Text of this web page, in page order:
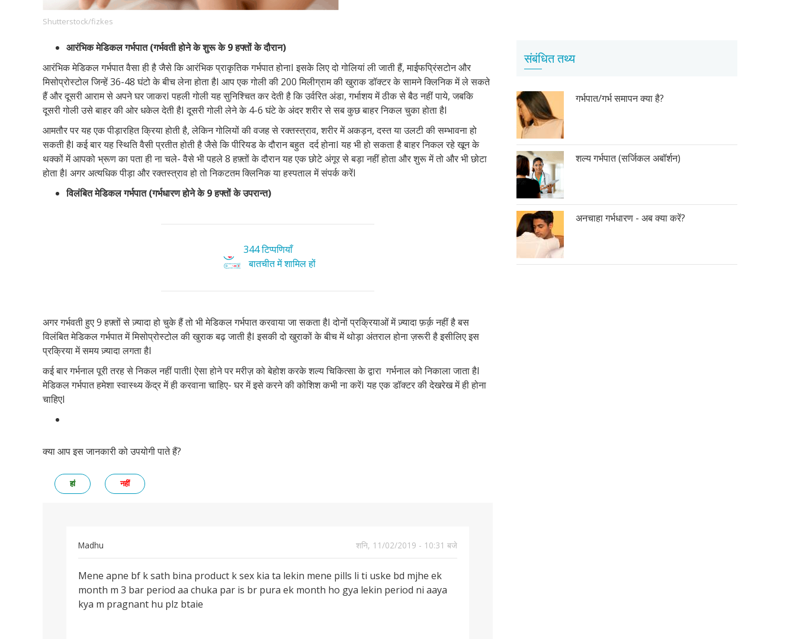
Footer
Company
Just Poocho संपर्क करें
Shutterstock/fizkes
आरंभिक मेडिकल गर्भपात (गर्भवती होने के शुरू के 9 हफ्तों के दौरान)
आरंभिक मेडिकल गर्भपात वैसा ही है जैसे कि आरंभिक प्राकृतिक गर्भपात होनाI इसके लिए दो गोलियां ली जाती हैं, माईफप्रिंसटोन और
मिसोप्रोस्टोल जिन्हें 36-48 घंटो के बीच लेना होता हैI आप एक गोली की 200 मिलीग्राम की खुराक डॉक्टर के सामने क्लिनिक में ले सकते
हैं और दूसरी आराम से अपने घर जाकरI पहली गोली यह सुनिश्चित कर देती है कि उर्वरित अंडा, गर्भाशय में ठीक से बैठ नहीं पाये, जबकि
दूसरी गोली उसे बाहर की ओर धकेल देती हैI दूसरी गोली लेने के 4-6 घंटे के अंदर शरीर से सब कुछ बाहर निकल चुका होता हैI
आमतौर पर यह एक पीड़ारहित क्रिया होती है, लेकिन गोलियों की वजह से रक्तस्त्राव, शरीर में अकड़न, दस्त या उलटी की सम्भावना हो
सकती हैI कई बार यह स्थिति वैसी प्रतीत होती है जैसे कि पीरियड के दौरान बहुत दर्द होनाI यह भी हो सकता है बाहर निकल रहे खून के
थक्कों में आपको भ्रूण का पता ही ना चले- वैसे भी पहले 8 हफ़्तों के दौरान यह एक छोटे अंगूर से बड़ा नहीं होता और शुरू में तो और भी छोटा
होता हैI अगर अत्यधिक पीड़ा और रक्तस्त्राव हो तो निकटतम क्लिनिक या हस्पताल में संपर्क करेंI
विलंबितमेडिकलगर्भपात(गर्भधारणहोनेके9हफ्तोंकेउपरान्त)
344 टिप्पणियाँ
बातचीत में शामिल हों
अगर गर्भवती हुए 9 हफ़्तों से ज़्यादा हो चुके हैं तो भी मेडिकल गर्भपात करवाया जा सकता हैI दोनों प्रक्रियाओं में ज़्यादा फ़र्क़ नहीं है बस
विलंबित मेडिकल गर्भपात में मिसोप्रोस्टोल की खुराक बढ़ जाती हैI इसकी दो खुराकों के बीच में थोड़ा अंतराल होना ज़रूरी है इसीलिए इस
प्रक्रिया में समय ज़्यादा लगता हैI
कई बार गर्भनाल पूरी तरह से निकल नहीं पातीI ऐसा होने पर मरीज़ को बेहोश करके शल्य चिकित्सा के द्वारा गर्भनाल को निकाला जाता हैI
मेडिकल गर्भपात हमेशा स्वास्थ्य केंद्र में ही करवाना चाहिए- घर में इसे करने की कोशिश कभी ना करेंI यह एक डॉक्टर की देखरेख में ही होना
चाहिएI
क्या आप इस जानकारी को उपयोगी पाते हैं?
हां नहीं
Madhu
शनि, 11/02/2019 - 10:31 बजे
Mene
apne
bf
Mene apne bf k sath bina product k sex kia ta lekin mene pills li ti uske bd mjhe ek
month m 3 bar period aa chuka par is br pura ek month ho gya lekin period ni aaya
kya m pragnant hu plz btaie
संबंधित तथ्य
गर्भपात/गर्भ समापन क्या है?
शल्य गर्भपात (सर्जिकल अबॉर्शन)
अनचाहा गर्भधारण - अब क्या करें?